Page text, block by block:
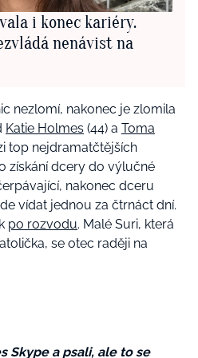
i konec kariéry.
nenávist na
nezlomí, nakonec je zlomila
Katie Holmes (44) a Toma
top nejdramatčtějších
získání dcery do výlučné
nakonec dceru
vídat jednou za čtrnáct dní.
po rozvodu. Malé Suri, která
se otec raději na
Skype a psali, ale to se